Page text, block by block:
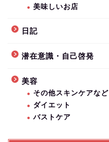
美味しいお店
日記
潜在意識・自己啓発
美容
その他スキンケアなど
ダイエット
バストケア